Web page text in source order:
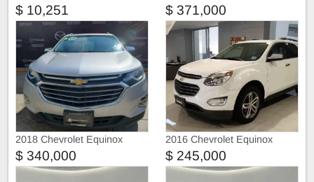
$ 10,251 $ 371,000
2018 Chevrolet Equinox
$ 340,000
2016 Chevrolet Equinox
$ 245,000